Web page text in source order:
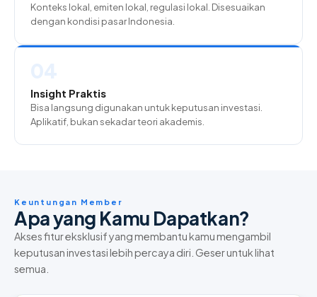
Konteks lokal, emiten lokal, regulasi lokal. Disesuaikan
dengan kondisi pasar Indonesia.
Insight Praktis
Bisa langsung digunakan untuk keputusan investasi.
Aplikatif, bukan sekadar teori akademis.
Keuntungan Member
Apa yang Kamu Dapatkan?
Akses fitur eksklusif yang membantu kamu mengambil
keputusan investasi lebih percaya diri. Geser untuk lihat
semua.